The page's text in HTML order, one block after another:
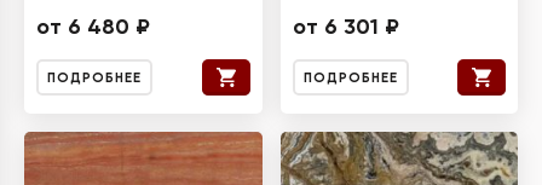
от 6 480 ₽
ПОДРОБНЕЕ
от 6 301 ₽
ПОДРОБНЕЕ